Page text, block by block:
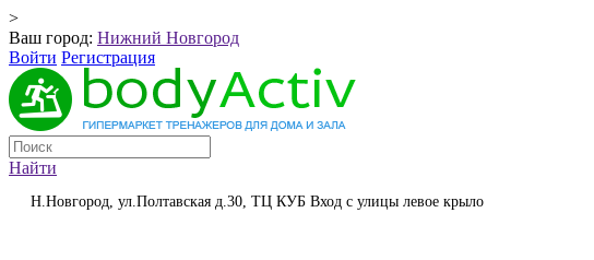
>
Ваш город: Нижний Новгород
Войти Регистрация
Найти
Н.Новгород, ул.Полтавская д.30, ТЦ КУБ Вход с улицы левое крыло